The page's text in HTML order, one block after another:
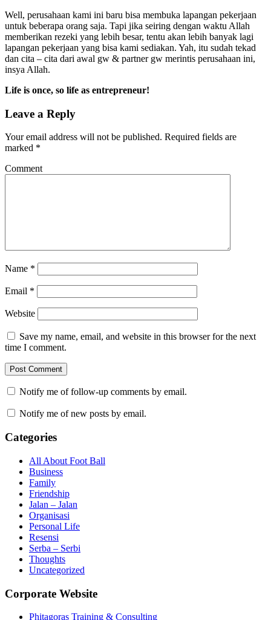
Well, perusahaan kami ini baru bisa membuka lapangan pekerjaan
untuk beberapa orang saja. Tapi jika seiring dengan waktu Allah
memberikan rezeki yang lebih besar, tentu akan lebih banyak lagi
lapangan pekerjaan yang bisa kami sediakan. Yah, itu sudah tekad
dan cita – cita dari awal gw & partner gw merintis perusahaan ini,
insya Allah.
Life is once, so life as entrepreneur!
Leave a Reply
Your email address will not be published. Required fields are
marked *
Comment
Name *
Email *
Website
Save my name, email, and website in this browser for the next
time I comment.
Notify me of follow-up comments by email.
Notify me of new posts by email.
Categories
All About Foot Ball
Business
Family
Friendship
Jalan – Jalan
Organisasi
Personal Life
Resensi
Serba – Serbi
Thoughts
Uncategorized
Corporate Website
Phitagoras Training & Consulting